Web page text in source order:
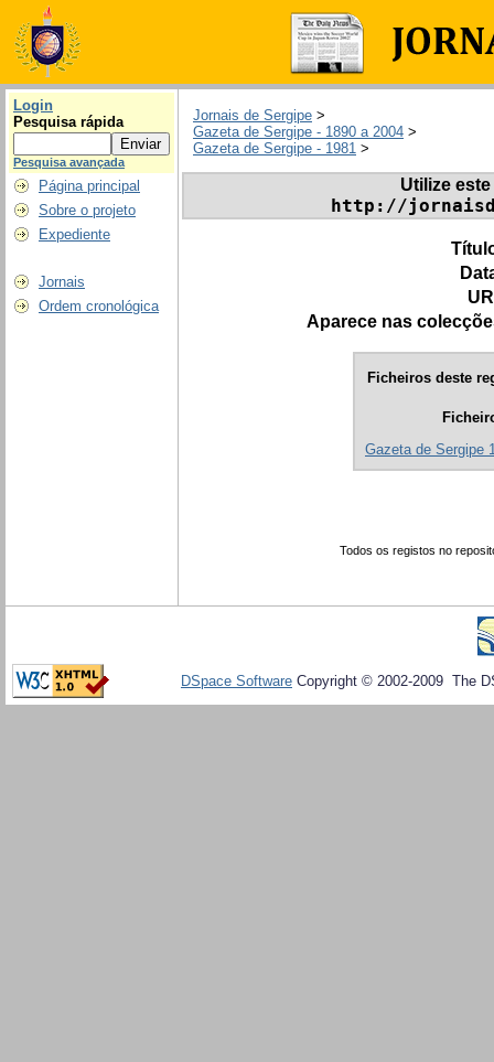
Login
Pesquisa rápida
Pesquisa avançada
Página principal
Sobre o projeto
Expediente
Jornais
Ordem cronológica
Jornais de Sergipe >
Gazeta de Sergipe - 1890 a 2004 >
Gazeta de Sergipe - 1981 >
Utilize
http://
Aparece nas
Ficheiros deste
Gazeta de Sergipe
Todos os registos no
DSpace Software Copyright © 2002-2009 The